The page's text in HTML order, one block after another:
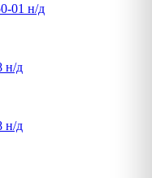
01 н/д
н/д
н/д